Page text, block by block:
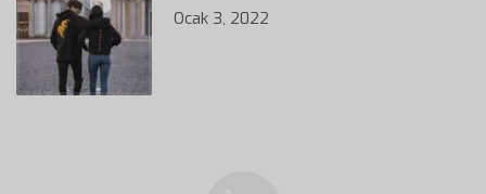
Ocak 3, 2022